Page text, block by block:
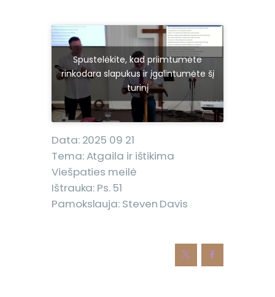
Spustelėkite, kad priimtumėte
rinkodara slapukus ir įgalintumėte šį
turinį
Data: 2025 09 21
Tema: Atgaila ir ištikima
Viešpaties meilė
Ištrauka: Ps. 51
Pamokslauja: Steven Davis